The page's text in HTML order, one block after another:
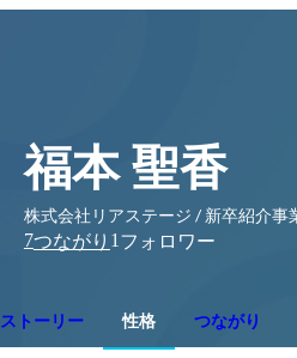
福本 聖香
株式会社リアステージ / 新卒紹介事
7つながり 1 フォロワー
ストーリー 性格 つながり